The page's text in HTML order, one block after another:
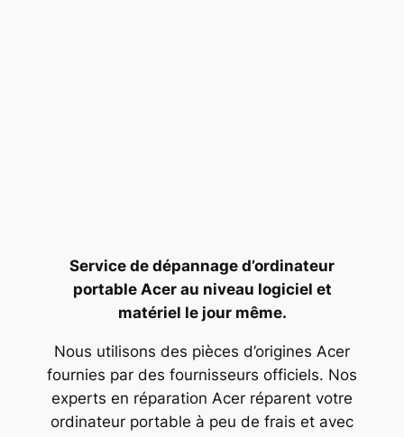
Service de dépannage d’ordinateur
portable Acer au niveau logiciel et
matériel le jour même.
Nous utilisons des pièces d’origines Acer
fournies par des fournisseurs officiels. Nos
experts en réparation Acer réparent votre
ordinateur portable à peu de frais et avec